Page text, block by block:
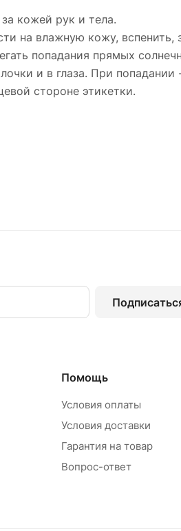
кожей рук и тела.
на влажную кожу, вспенить,
попадания прямых
и в глаза. При
стороне этикетки.
Помощь
Условия оплаты
Условия доставки
Гарантия на товар
Вопрос-ответ